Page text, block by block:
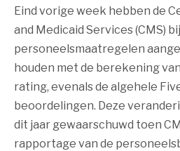
Eind vorige week hebben de
and Medicaid Services (CMS)
personeelsmaatregelen
houden met de berekening
rating, evenals de algehele
beoordelingen. Deze
dit jaar gewaarschuwd toen
rapportage van de